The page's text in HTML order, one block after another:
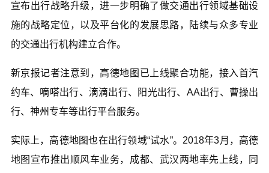
宣布出行战略升级，进一步明确了做交通出行领域基础设
施的战略定位，以及平台化的发展思路，陆续与众多专业
的交通出行机构建立合作。
新京报记者注意到，高德地图已上线聚合功能，接入首汽
约车、嘀嗒出行、滴滴出行、阳光出行、AA出行、曹操出
行、神州专车等出行平台服务。
实际上，高德地图也在出行领域“试水”。2018年3月，高德
地图宣布推出顺风车业务，成都、武汉两地率先上线，同